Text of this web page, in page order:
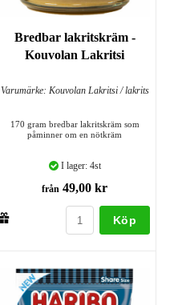
Bredbar lakritskräm -
Kouvolan Lakritsi
Varumärke: Kouvolan Lakritsi / lakrits
170 gram bredbar lakritskräm som
påminner om en nötkräm
I lager: 4st
från 49,00 kr
Köp